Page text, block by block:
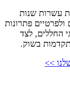
עשרות שנות
ולפרטיים פתרונות
החללים, לצד
בשוק.
>>